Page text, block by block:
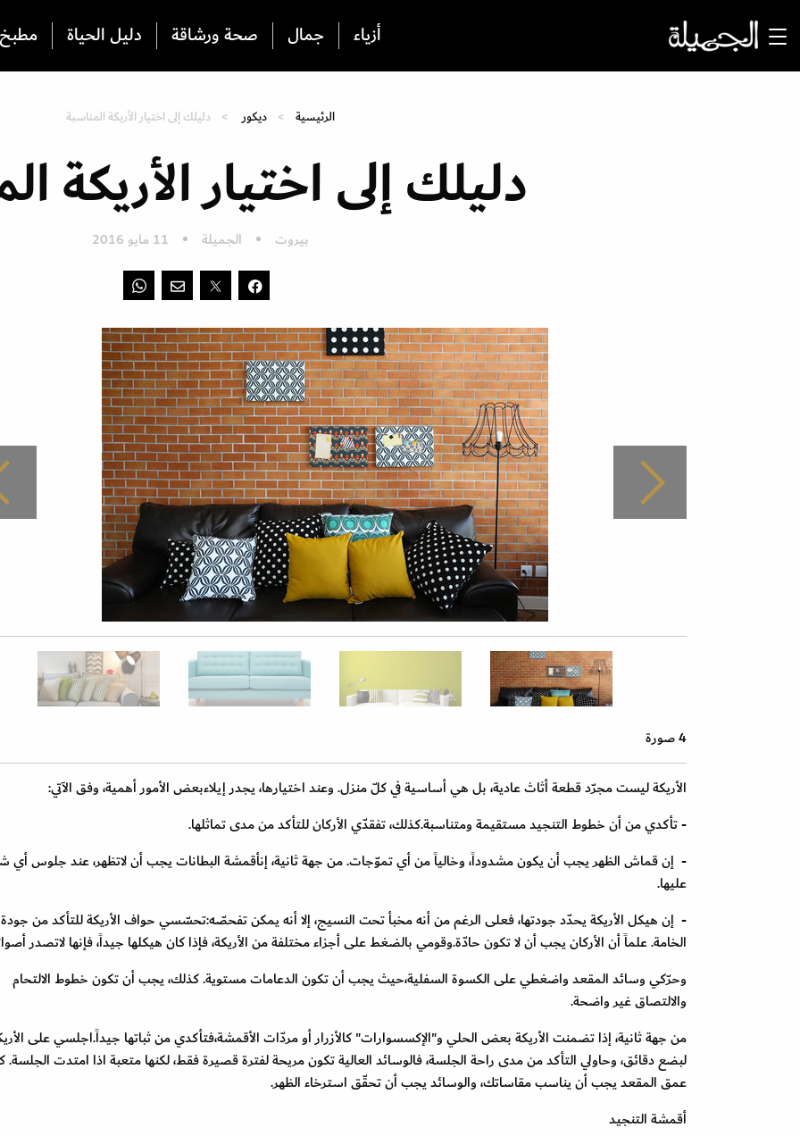
أزياء جمال صحة ورشاقة دليل الحياة مطبخ
الرئيسية ديكور دليلك إلى اختيار الأريكة المناسبة
دليلك إلى اختيار الأريكة
بيروت الجميلة 11 مايو 2016
4 صورة
الأريكة ليست مجرّد قطعة أثاث عادية، بل هي أساسية في كلّ منزل. وعند اختيارها، يجدر إيلاءبعض الأمور أهمية، وفق الآتي:
- تأكدي من أن خطوط التنجيد مستقيمة ومتناسبة.كذلك، تفقدّي الأركان للتأكد من مدى تماثلها.
- إن قماش الظهر يجب أن يكون مشدوداً، وخالياً من أي تموّجات. من جهة ثانية، إنأقمشة البطانات يجب أن لاتظهر، عند جلوس
عليها.
- إن هيكل الأريكة يحدّد جودتها، فعلى الرغم من أنه مخبأ تحت النسيج، إلا أنه يمكن تفحصّه:تحسّسي حواف الأريكة للتأكد من جودة
الخامة. علماً أن الأركان يجب أن لا تكون حادّة.وقومي بالضغط على أجزاء مختلفة من الأريكة، فإذا كان هيكلها جيداً، فإنها لاتصدر
وحرّكي وسائد المقعد واضغطي على الكسوة السفلية،حيث يجب أن تكون الدعامات مستوية. كذلك، يجب أن تكون خطوط الالتحام
والالتصاق غير واضحة.
من جهة ثانية، إذا تضمنت الأريكة بعض الحلي و"الإكسسوارات" كالأزرار أو مردّات الأقمشة،فتأكدي من ثباتها جيداً.اجلسي على
لبضع دقائق، وحاولي التأكد من مدى راحة الجلسة، فالوسائد العالية تكون مريحة لفترة قصيرة فقط، لكنها متعبة اذا امتدت الجلسة.
عمق المقعد يجب أن يناسب مقاساتك، والوسائد يجب أن تحقّق استرخاء الظهر.
أقمشة التنجيد